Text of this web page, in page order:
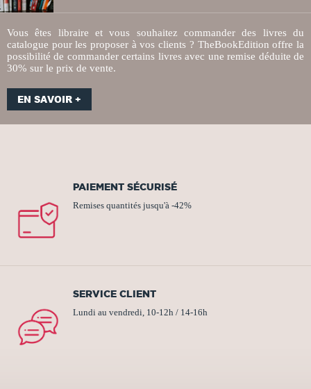
Vous êtes libraire et vous souhaitez commander des livres du
catalogue pour les proposer à vos clients ? TheBookEdition offre la
possibilité de commander certains livres avec une remise déduite de
30% sur le prix de vente.
EN SAVOIR +
PAIEMENT SÉCURISÉ
Remises quantités jusqu'à -42%
SERVICE CLIENT
Lundi au vendredi, 10-12h / 14-16h